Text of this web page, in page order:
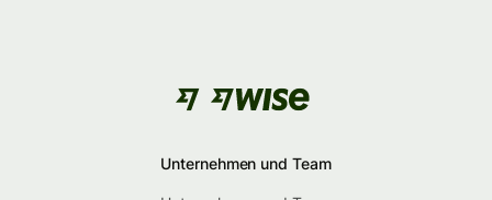
Unternehmen und Team